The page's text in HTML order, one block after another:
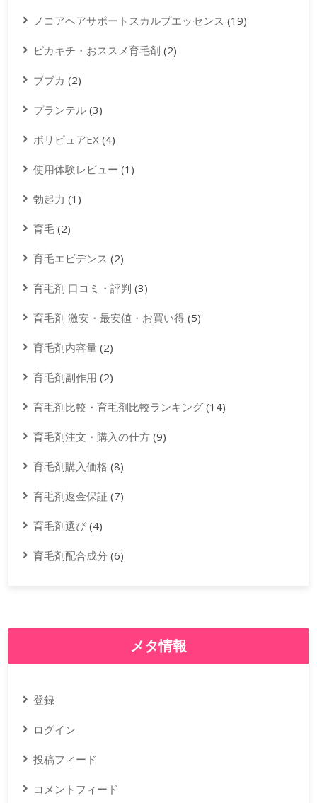
ノコアヘアサポートスカルプエッセンス (19)
ピカキチ・おススメ育毛剤 (2)
ブブカ (2)
プランテル (3)
ポリピュアEX (4)
使用体験レビュー (1)
勃起力 (1)
育毛 (2)
育毛エビデンス (2)
育毛剤 口コミ・評判 (3)
育毛剤 激安・最安値・お買い得 (5)
育毛剤内容量 (2)
育毛剤副作用 (2)
育毛剤比較・育毛剤比較ランキング (14)
育毛剤注文・購入の仕方 (9)
育毛剤購入価格 (8)
育毛剤返金保証 (7)
育毛剤選び (4)
育毛剤配合成分 (6)
メタ情報
登録
ログイン
投稿フィード
コメントフィード